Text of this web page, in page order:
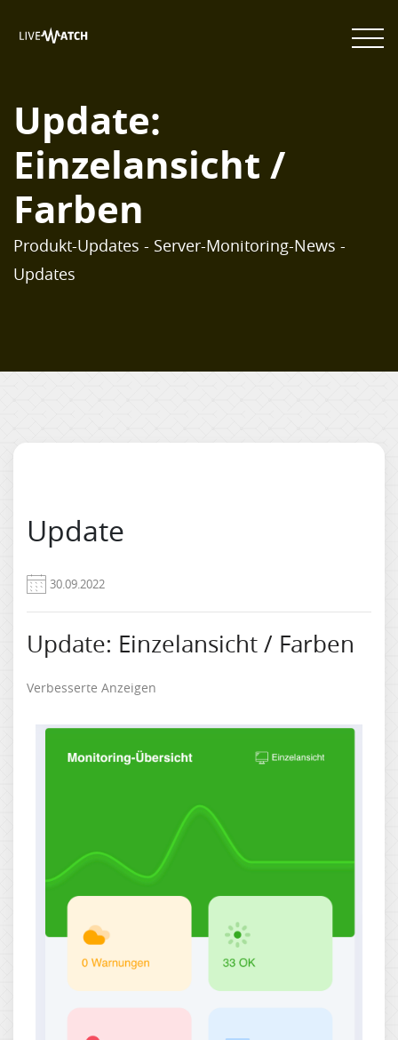
Update:
Einzelansicht /
Farben
Produkt-Updates - Server-Monitoring-News -
Updates
Update
30.09.2022
Update: Einzelansicht / Farben
Verbesserte Anzeigen